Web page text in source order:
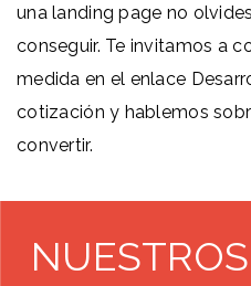
una landing page no
conseguir. Te invitamos a
medida en el enlace
cotización y hablemos
convertir.
NUESTROS